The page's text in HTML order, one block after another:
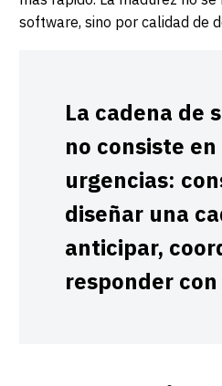
software, sino por calidad de
La cadena de
no consiste
urgencias:
diseñar una
anticipar,
responder